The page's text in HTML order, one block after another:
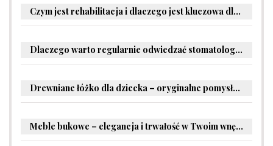
Czym jest rehabilitacja i dlaczego jest kluczowa dla powrotu do zdrowia?
Dlaczego warto regularnie odwiedzać stomatologa?
Drewniane łóżko dla dziecka – oryginalne pomysły na aranżację pokoju malucha
Meble bukowe – elegancja i trwałość w Twoim wnętrzu